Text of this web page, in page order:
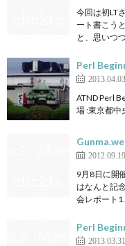
今回は初LT
ート書こう
と、思いつ
Perl
2013.04.03
ATND Perl
場 :東京都中
2012.09.19
9月8日に開
はなんと記
会レポート
Perl
2013.03.31